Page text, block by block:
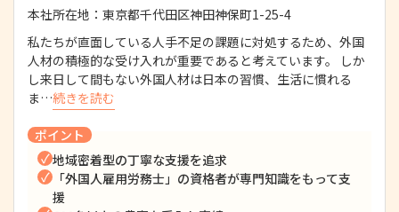
本社所在地： 東京都千代田区神田神保町1-25-4
私たちが直面している人手不足の課題に対処するため、外国
人材の積極的な受け入れが重要であると考えています。 しか
し来日して間もない外国人材は日本の習慣、生活に慣れる
ま…続きを読む
ポイント
地域密着型の丁寧な支援を追求
「外国人雇用労務士」の資格者が専門知識をもって支
援